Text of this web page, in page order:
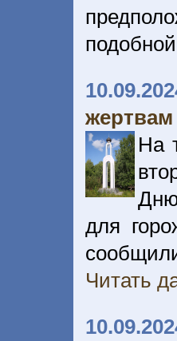
жертвам
На
для
Читать